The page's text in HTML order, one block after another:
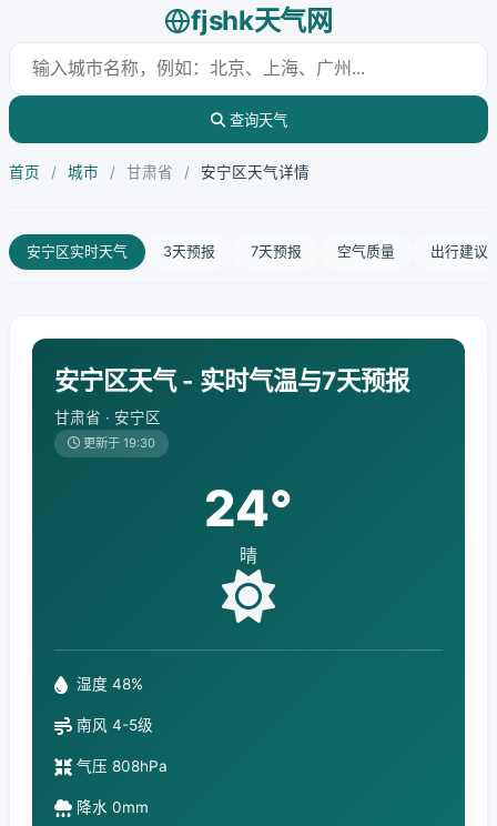
fjshk天气网
查询天气
首页 / 城市 / 甘肃省 / 安宁区天气详情
安宁区实时天气 3天预报 7天预报 空气质量 出行建议
安宁区天气 - 实时气温与7天预报
甘肃省 · 安宁区
更新于 19:30
24°
晴
湿度 48%
南风 4-5级
气压 808hPa
降水 0mm